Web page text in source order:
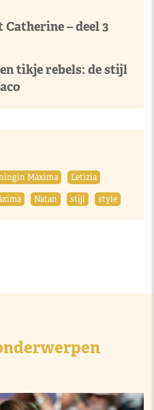
– deel 3
tikje rebels: de stijl
Máxima
Letizia
Natan stijl style